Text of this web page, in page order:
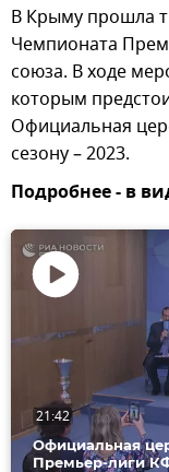
В Крыму прошла
Чемпионата
союза. В ходе
которым
Официальная
сезону – 2023.
Подробнее - в
Официальная
Премьер-лиги
21:42